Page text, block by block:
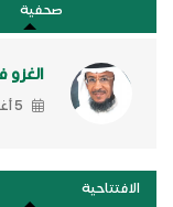
صحفية
5 أغسطس, 2026
الافتتاحية